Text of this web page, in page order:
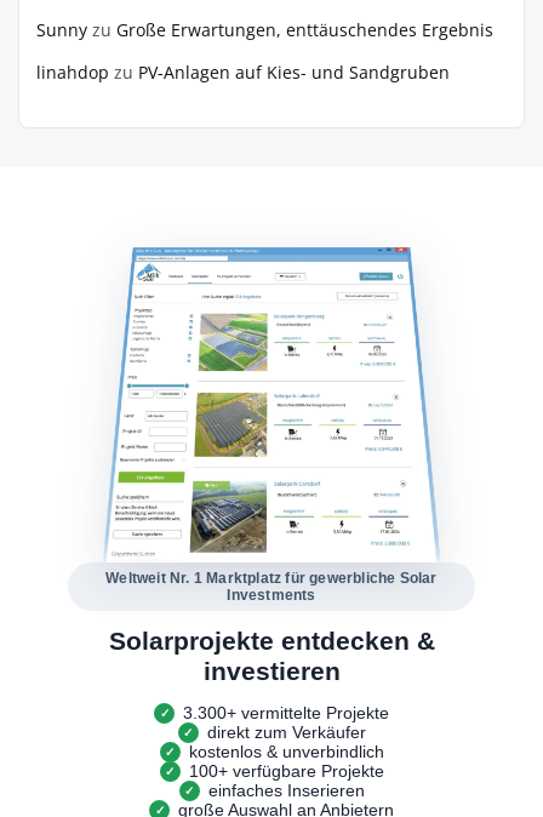
Sunny zu Große Erwartungen, enttäuschendes Ergebnis
linahdop zu PV‑Anlagen auf Kies- und Sandgruben